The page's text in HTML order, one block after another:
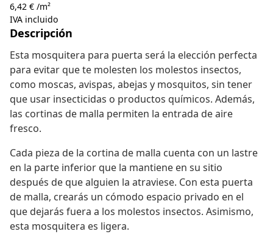
6,42 € /m²
IVA incluido
Descripción
Esta mosquitera para puerta será la elección perfecta
para evitar que te molesten los molestos insectos,
como moscas, avispas, abejas y mosquitos, sin tener
que usar insecticidas o productos químicos. Además,
las cortinas de malla permiten la entrada de aire
fresco.
Cada pieza de la cortina de malla cuenta con un lastre
en la parte inferior que la mantiene en su sitio
después de que alguien la atraviese. Con esta puerta
de malla, crearás un cómodo espacio privado en el
que dejarás fuera a los molestos insectos. Asimismo,
esta mosquitera es ligera.